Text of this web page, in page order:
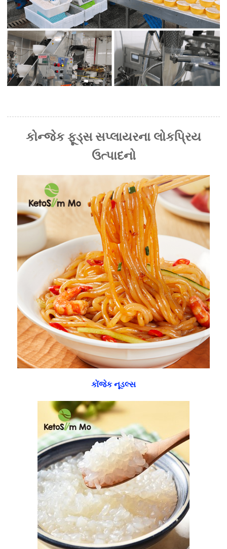
કોન્જેક ફૂડ્સ સપ્લાયરના લોકપ્રિય
ઉત્પાદનો
કોંજેક નૂડલ્સ